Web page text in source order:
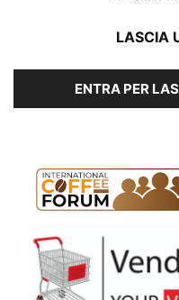
LASCIA
ENTRA PER